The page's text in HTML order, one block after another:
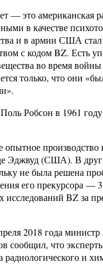
— это американская
в качестве
и в армии США
с кодом BZ. Есть
во время
только, что они
Робсон в 1961
опытное производство
Эджвуд (США). В
не была решена
его прекурсора —
исследований BZ за
2018 года
сообщил, что
радиологического и